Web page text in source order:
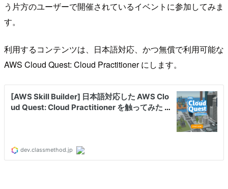
う片方のユーザーで開催されているイベントに参加してみま
す。
利用するコンテンツは、日本語対応、かつ無償で利用可能な
AWS Cloud Quest: Cloud Practitioner にします。